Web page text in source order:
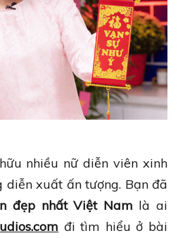
nhiều nữ diễn viên xinh
xuất ấn tượng. Bạn đã
đẹp nhất Việt Nam là ai
đi tìm hiểu ở bài